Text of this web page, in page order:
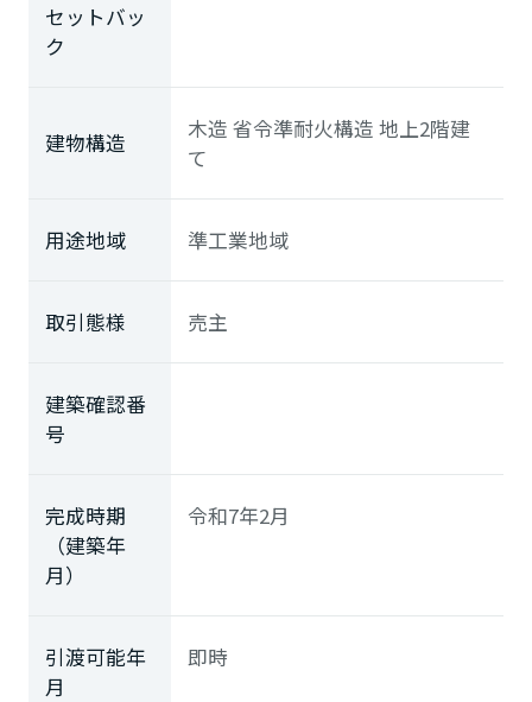
セットバッ
ク
建物構造
木造 省令準耐火構造 地上2階建
て
用途地域 準工業地域
取引態様 売主
建築確認番
号
完成時期
（建築年
月）
令和7年2月
引渡可能年
月
即時